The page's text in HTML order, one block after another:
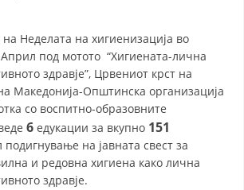
СТРАТЕГИИ
ИНФОРМАТИВНИ МАТЕРИЈАЛИ
Неделата на хигиенизација во
под мотото “Хигиената-лична
здравје”, Црвениот крст на
Македонија-Општинска организација
со воспитно-образовните
6 едукации за вкупно 151
на јавната свест за
и редовна хигиена како лична
здравје.